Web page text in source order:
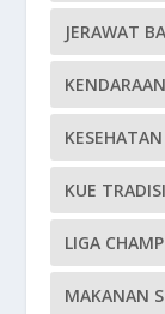
JERAWAT
KUE
LIGA
MAKANAN